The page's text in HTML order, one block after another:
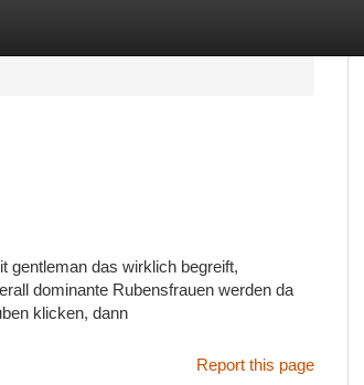
gentleman das wirklich begreift,
dominante Rubensfrauen werden da
klicken, dann
Report this page